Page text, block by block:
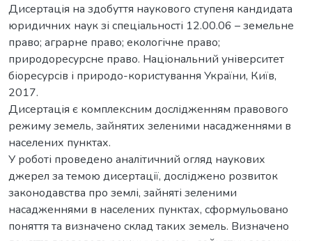
Дисертація на здобуття наукового ступеня кандидата
юридичних наук зі спеціальності 12.00.06 – земельне
право; аграрне право; екологічне право;
природоресурсне право. Національний університет
біоресурсів і природо-користування України, Київ,
2017.
Дисертація є комплексним дослідженням правового
режиму земель, зайнятих зеленими насадженнями в
населених пунктах.
У роботі проведено аналітичний огляд наукових
джерел за темою дисертації, досліджено розвиток
законодавства про землі, зайняті зеленими
насадженнями в населених пунктах, сформульовано
поняття та визначено склад таких земель. Визначено